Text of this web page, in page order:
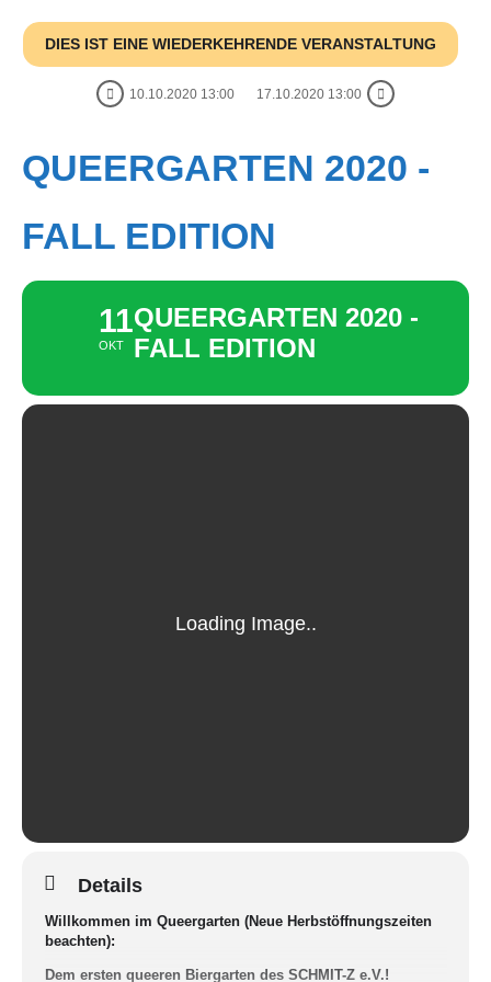
DIES IST EINE WIEDERKEHRENDE VERANSTALTUNG
10.10.2020 13:00 17.10.2020 13:00
QUEERGARTEN 2020 -
FALL EDITION
11
OKT
QUEERGARTEN 2020 -
FALL EDITION
Details
Willkommen im Queergarten (Neue Herbstöffnungszeiten
beachten):
Dem ersten queeren Biergarten des SCHMIT-Z e.V.!